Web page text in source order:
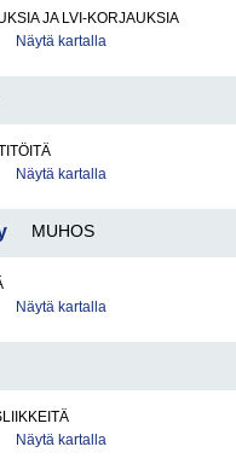
JA LVI-KORJAUKSIA
Näytä kartalla
Näytä kartalla
MUHOS
Näytä kartalla
Näytä kartalla